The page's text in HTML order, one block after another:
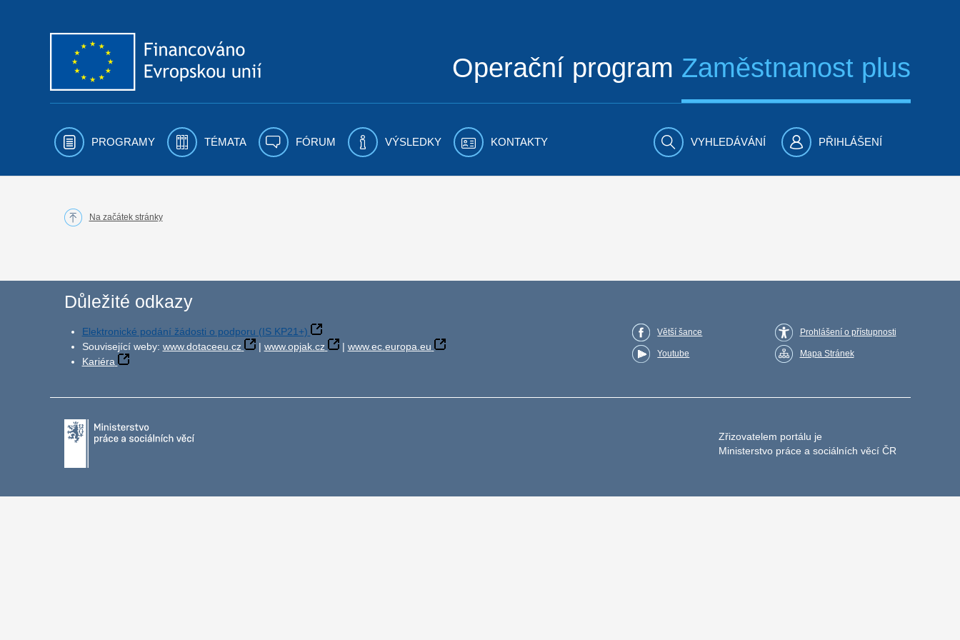
Operační program Zaměstnanost plus
PROGRAMY TÉMATA FÓRUM VÝSLEDKY KONTAKTY VYHLEDÁVÁNÍ PŘIHLÁŠENÍ
Na začátek stránky
Důležité odkazy
Elektronické podání žádosti o podporu (IS KP21+)
Související weby: www.dotaceeu.cz | www.opjak.cz | www.ec.europa.eu
Kariéra
Větší šance
Youtube
Prohlášení o přístupnosti
Mapa Stránek
Zřizovatelem portálu je
Ministerstvo práce a sociálních věcí ČR